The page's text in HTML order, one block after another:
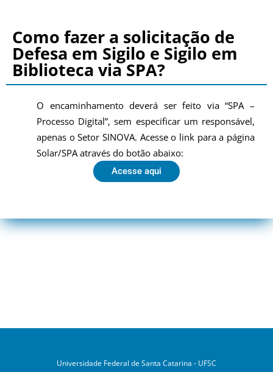
Como fazer a solicitação de
Defesa em Sigilo e Sigilo em
Biblioteca via SPA?
O encaminhamento deverá ser feito via “SPA –
Processo Digital”, sem especificar um responsável,
apenas o Setor SINOVA. Acesse o link para a página
Solar/SPA através do botão abaixo:
Acesse aqui
Universidade Federal de Santa Catarina - UFSC